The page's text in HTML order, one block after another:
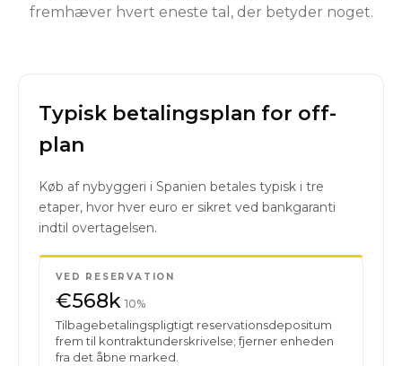
fremhæver hvert eneste tal, der betyder noget.
Typisk betalingsplan for off-
plan
Køb af nybyggeri i Spanien betales typisk i tre
etaper, hvor hver euro er sikret ved bankgaranti
indtil overtagelsen.
VED RESERVATION
€568k 10%
Tilbagebetalingspligtigt reservationsdepositum
frem til kontraktunderskrivelse; fjerner enheden
fra det åbne marked.